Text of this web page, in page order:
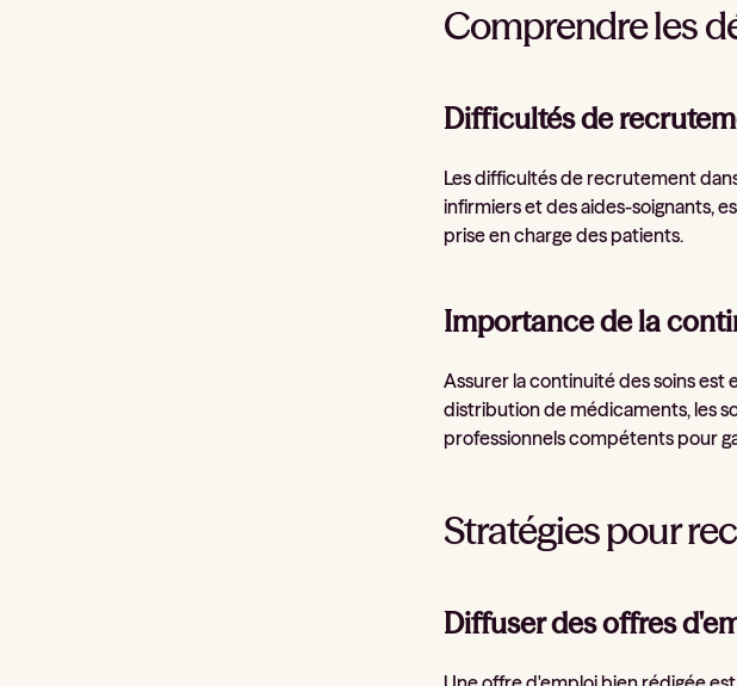
Comprendre les
Difficultés de
Les difficultés de recrutement
infirmiers et des aides-soignants,
prise en charge des patients.
Importance de la
Assurer la continuité des soins
distribution de médicaments, les
professionnels compétents pour
Stratégies pour
Diffuser des offres